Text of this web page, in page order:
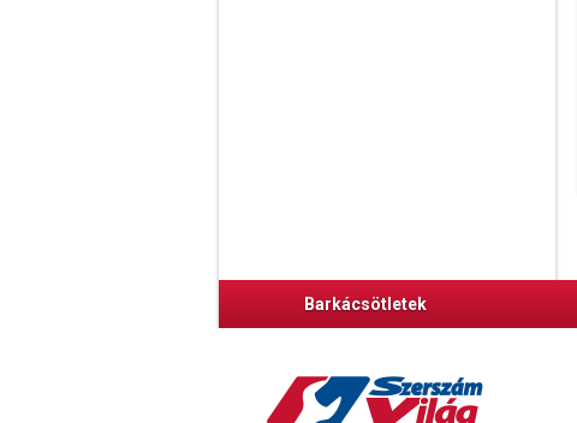
Barkácsötletek